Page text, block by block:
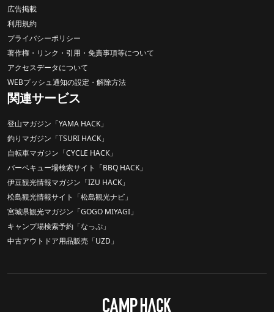
広告掲載
利用規約
プライバシーポリシー
著作権・リンク・引用・免責事項等について
アクセスデータについて
WEBプッシュ通知の設定・解除方法
関連サービス
登山マガジン「YAMA HACK」
釣りマガジン「TSURI HACK」
自転車マガジン「CYCLE HACK」
バーベキュー場検索サイト「BBQ HACK」
伊豆観光情報マガジン「IZU HACK」
松島観光情報サイト「松島観光ナビ」
宮城県観光マガジン「GOGO MIYAGI」
キャンプ場検索予約「なっぷ」
中古アウトドア用品販売「UZD」